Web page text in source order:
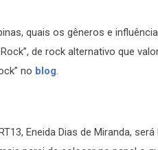
quais os gêneros e
de rock alternativo que
no blog.
Eneida Dias de Miranda, será